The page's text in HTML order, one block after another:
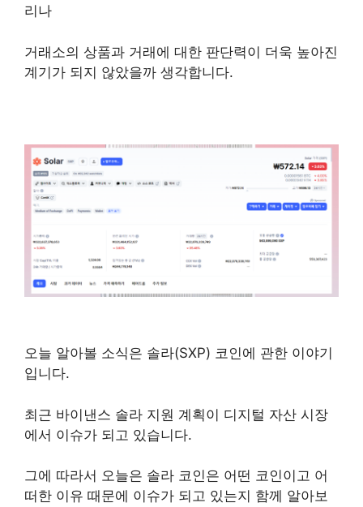
리나
거래소의 상품과 거래에 대한 판단력이 더욱 높아진
계기가 되지 않았을까 생각합니다.
오늘 알아볼 소식은 솔라(SXP) 코인에 관한 이야기
입니다.
최근 바이낸스 솔라 지원 계획이 디지털 자산 시장
에서 이슈가 되고 있습니다.
그에 따라서 오늘은 솔라 코인은 어떤 코인이고 어
떠한 이유 때문에 이슈가 되고 있는지 함께 알아보